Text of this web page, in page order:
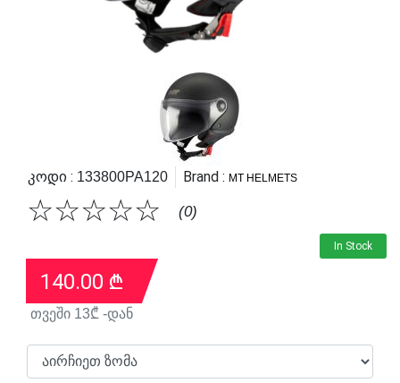
Კოდი : 133800PA120 Brand : MT HELMETS
☆
☆
☆
☆
☆ (0)
In Stock
140.00 ₾
თვეში 13₾ -დან